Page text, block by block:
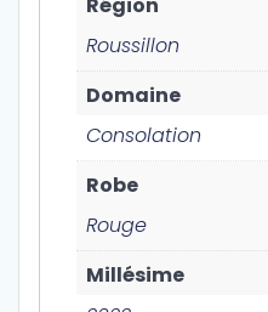
Roussillon
Domaine
Consolation
Robe
Rouge
Millésime